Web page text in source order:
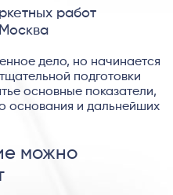
работ
дело, но начинается
подготовки
основные показатели,
основания и дальнейших
можно